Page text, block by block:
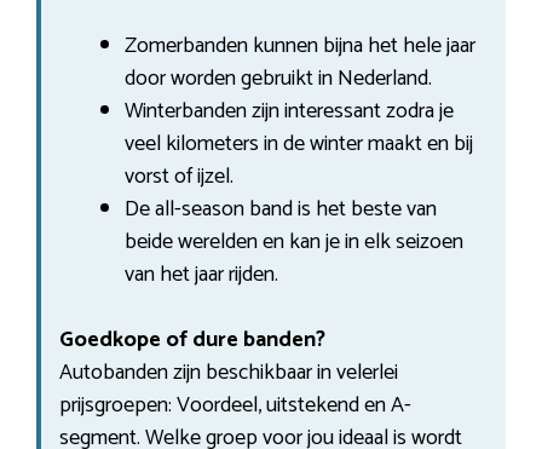
Zomerbanden kunnen bijna het hele jaar
door worden gebruikt in Nederland.
Winterbanden zijn interessant zodra je
veel kilometers in de winter maakt en bij
vorst of ijzel.
De all-season band is het beste van
beide werelden en kan je in elk seizoen
van het jaar rijden.
Goedkope of dure banden?
Autobanden zijn beschikbaar in velerlei
prijsgroepen: Voordeel, uitstekend en A-
segment. Welke groep voor jou ideaal is wordt